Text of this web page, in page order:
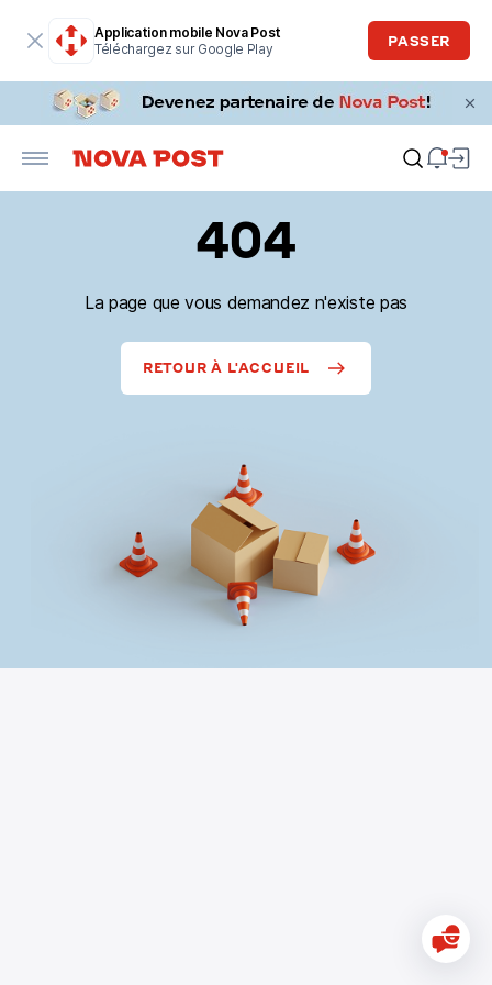
Application mobile Nova Post
Téléchargez sur Google Play
PASSER
404
La page que vous demandez n'existe pas
RETOUR À L'ACCUEIL